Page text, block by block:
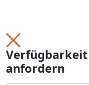
anfordern